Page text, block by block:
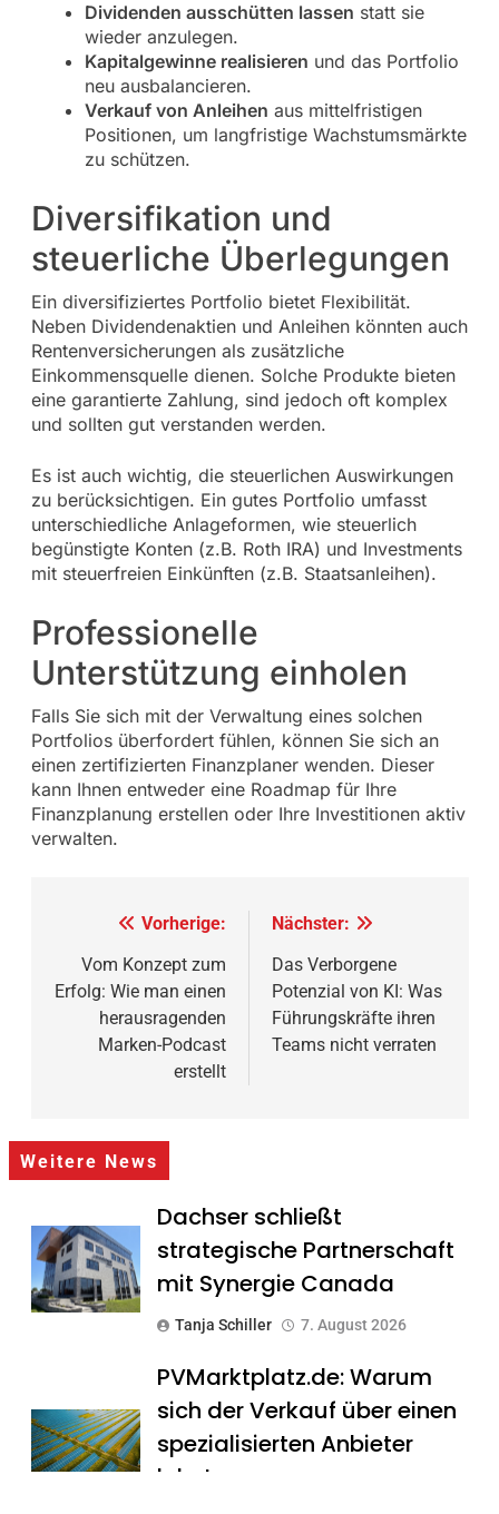
Dividenden ausschütten lassen statt sie
wieder anzulegen.
Kapitalgewinne realisieren und das Portfolio
neu ausbalancieren.
Verkauf von Anleihen aus mittelfristigen
Positionen, um langfristige Wachstumsmärkte
zu schützen.
Diversifikation und
steuerliche Überlegungen
Ein diversifiziertes Portfolio bietet Flexibilität.
Neben Dividendenaktien und Anleihen könnten auch
Rentenversicherungen als zusätzliche
Einkommensquelle dienen. Solche Produkte bieten
eine garantierte Zahlung, sind jedoch oft komplex
und sollten gut verstanden werden.
Es ist auch wichtig, die steuerlichen Auswirkungen
zu berücksichtigen. Ein gutes Portfolio umfasst
unterschiedliche Anlageformen, wie steuerlich
begünstigte Konten (z.B. Roth IRA) und Investments
mit steuerfreien Einkünften (z.B. Staatsanleihen).
Professionelle
Unterstützung einholen
Falls Sie sich mit der Verwaltung eines solchen
Portfolios überfordert fühlen, können Sie sich an
einen zertifizierten Finanzplaner wenden. Dieser
kann Ihnen entweder eine Roadmap für Ihre
Finanzplanung erstellen oder Ihre Investitionen aktiv
verwalten.
Beitragsnavigation
Vorherige:
Vom Konzept zum
Erfolg: Wie man einen
herausragenden
Marken-Podcast
erstellt
Nächster:
Das Verborgene
Potenzial von KI: Was
Führungskräfte ihren
Teams nicht verraten
Weitere News
Dachser schließt
strategische Partnerschaft
mit Synergie Canada
Tanja Schiller 7. August 2026
PVMarktplatz.de: Warum
sich der Verkauf über einen
spezialisierten Anbieter
lohnt